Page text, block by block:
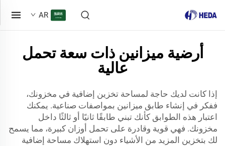
AR
أرضية ميزانين ذات سعة تحمل
عالية
إذا كانت لديك حاجة لمساحة تخزين إضافية في مخزونك،
ففكر في إنشاء طابق ميزانين بمواصفات صناعية. يمكنك
اعتبار هذه الطوابق كأنك تبني طابقًا ثانيًا أو ثالثًا داخل
مخزونك. فهي قوية وقادرة على تحمل أوزان كبيرة، مما يسمح
لك بتخزين المزيد من الأشياء دون استهلاك مساحة إضافية